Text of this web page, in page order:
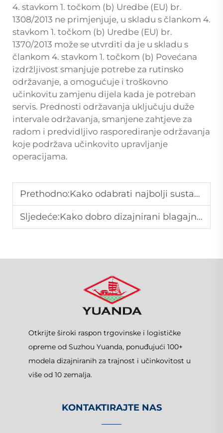
4. stavkom 1. točkom (b) Uredbe (EU) br.
1308/2013 ne primjenjuje, u skladu s člankom 4.
stavkom 1. točkom (b) Uredbe (EU) br.
1370/2013 može se utvrditi da je u skladu s
člankom 4. stavkom 1. točkom (b) Povećana
izdržljivost smanjuje potrebe za rutinsko
održavanje, a omogućuje i troškovno
učinkovitu zamjenu dijela kada je potreban
servis. Prednosti održavanja uključuju duže
intervale održavanja, smanjene zahtjeve za
radom i predvidljivo rasporediranje održavanja
koje podržava učinkovito upravljanje
operacijama.
Prethodno:Kako odabrati najbolji sustav polica u supermarketu kako bi se povećala vidljivost na podu?
Sljedeće:Kako dobro dizajnirani blagajna može poboljšati protok kupaca i operativnu učinkovitost?
Otkrijte široki raspon trgovinske i logističke
opreme od Suzhou Yuanda, ponuđujući 100+
modela dizajniranih za trajnost i učinkovitost u
više od 10 zemalja.
KONTAKTIRAJTE NAS